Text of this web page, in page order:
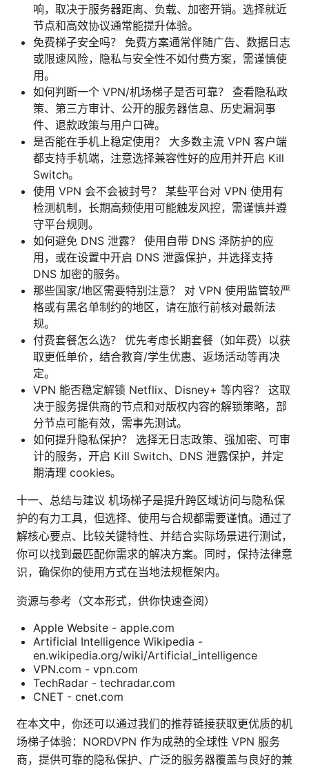
响，取决于服务器距离、负载、加密开销。选择就近
节点和高效协议通常能提升体验。
免费梯子安全吗？ 免费方案通常伴随广告、数据日志
或限速风险，隐私与安全性不如付费方案，需谨慎使
用。
如何判断一个 VPN/机场梯子是否可靠？ 查看隐私政
策、第三方审计、公开的服务器信息、历史漏洞事
件、退款政策与用户口碑。
是否能在手机上稳定使用？ 大多数主流 VPN 客户端
都支持手机端，注意选择兼容性好的应用并开启 Kill
Switch。
使用 VPN 会不会被封号？ 某些平台对 VPN 使用有
检测机制，长期高频使用可能触发风控，需谨慎并遵
守平台规则。
如何避免 DNS 泄露？ 使用自带 DNS 泽防护的应
用，或在设置中开启 DNS 泄露保护，并选择支持
DNS 加密的服务。
那些国家/地区需要特别注意？ 对 VPN 使用监管较严
格或有黑名单制约的地区，请在旅行前核对最新法
规。
付费套餐怎么选？ 优先考虑长期套餐（如年费）以获
取更低单价，结合教育/学生优惠、返场活动等再决
定。
VPN 能否稳定解锁 Netflix、Disney+ 等内容？ 这取
决于服务提供商的节点和对版权内容的解锁策略，部
分节点可能有效，需事先测试。
如何提升隐私保护？ 选择无日志政策、强加密、可审
计的服务，开启 Kill Switch、DNS 泄露保护，并定
期清理 cookies。
十一、总结与建议 机场梯子是提升跨区域访问与隐私保
护的有力工具，但选择、使用与合规都需要谨慎。通过了
解核心要点、比较关键特性、并结合实际场景进行测试，
你可以找到最匹配你需求的解决方案。同时，保持法律意
识，确保你的使用方式在当地法规框架内。
资源与参考（文本形式，供你快速查阅）
Apple Website - apple.com
Artificial Intelligence Wikipedia -
en.wikipedia.org/wiki/Artificial_intelligence
VPN.com - vpn.com
TechRadar - techradar.com
CNET - cnet.com
在本文中，你还可以通过我们的推荐链接获取更优质的机
场梯子体验：NORDVPN 作为成熟的全球性 VPN 服务
商，提供可靠的隐私保护、广泛的服务器覆盖与良好的兼